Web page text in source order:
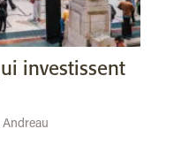
investissent